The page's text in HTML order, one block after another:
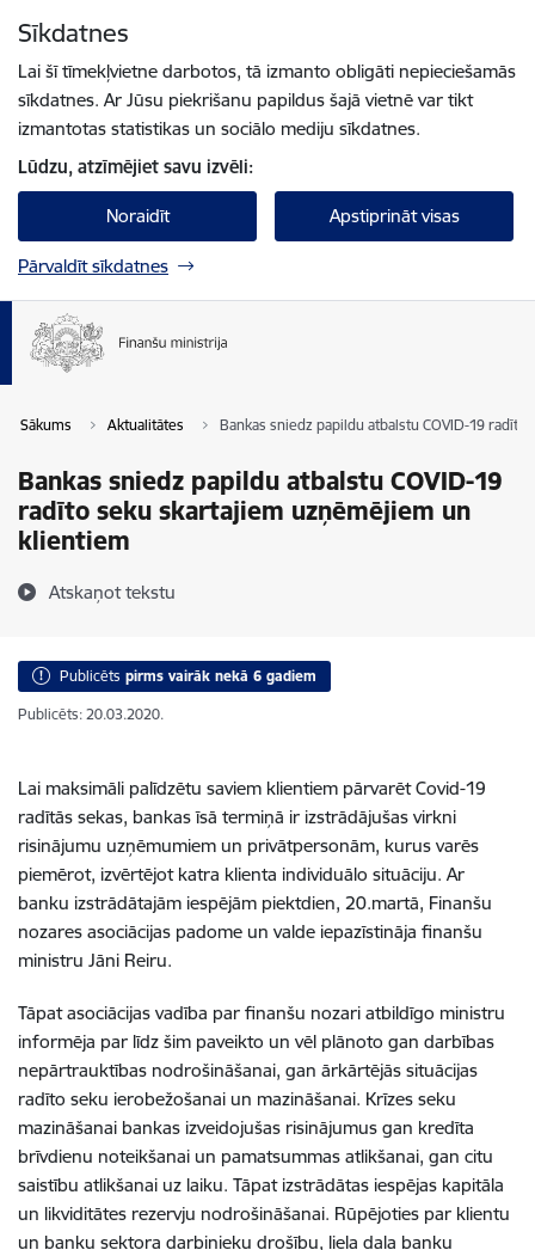
Sīkdatnes
Lai šī tīmekļvietne darbotos, tā izmanto obligāti nepieciešamās
sīkdatnes. Ar Jūsu piekrišanu papildus šajā vietnē var tikt
izmantotas statistikas un sociālo mediju sīkdatnes.
Lūdzu, atzīmējiet savu izvēli:
Noraidīt Apstiprināt visas
Pārvaldīt sīkdatnes
Sākums Aktualitātes Bankas sniedz papildu atbalstu COVID-19
Bankas sniedz papildu atbalstu COVID-19
radīto seku skartajiem uzņēmējiem un
klientiem
Atskaņot tekstu
Publicēts pirms vairāk nekā 6 gadiem
Publicēts: 20.03.2020.
Lai maksimāli palīdzētu saviem klientiem pārvarēt Covid-19
radītās sekas, bankas īsā termiņā ir izstrādājušas virkni
risinājumu uzņēmumiem un privātpersonām, kurus varēs
piemērot, izvērtējot katra klienta individuālo situāciju. Ar
banku izstrādātajām iespējām piektdien, 20.martā, Finanšu
nozares asociācijas padome un valde iepazīstināja finanšu
ministru Jāni Reiru.
Tāpat asociācijas vadība par finanšu nozari atbildīgo ministru
informēja par līdz šim paveikto un vēl plānoto gan darbības
nepārtrauktības nodrošināšanai, gan ārkārtējās situācijas
radīto seku ierobežošanai un mazināšanai. Krīzes seku
mazināšanai bankas izveidojušas risinājumus gan kredīta
brīvdienu noteikšanai un pamatsummas atlikšanai, gan citu
saistību atlikšanai uz laiku. Tāpat izstrādātas iespējas kapitāla
un likviditātes rezervju nodrošināšanai. Rūpējoties par klientu
un banku sektora darbinieku drošību, liela daļa banku